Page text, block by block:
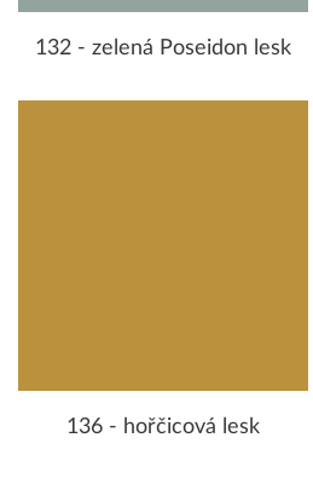
132 - zelená Poseidon lesk
136 - hořčicová lesk